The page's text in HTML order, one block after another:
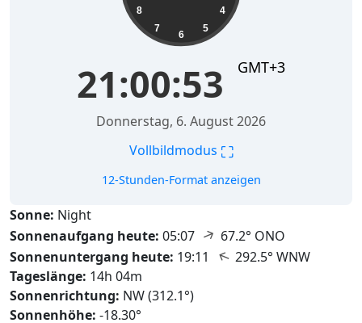
4
5
6
7
8
21:00:55 GMT+3
Donnerstag, 6. August 2026
Vollbildmodus ⛶
12-Stunden-Format anzeigen
Sonne: Night
Sonnenaufgang heute: 05:07 ↑ 67.2° ONO
Sonnenuntergang heute: 19:11 ↑ 292.5° WNW
Tageslänge: 14h 04m
Sonnenrichtung: NW (312.1°)
Sonnenhöhe: -18.30°